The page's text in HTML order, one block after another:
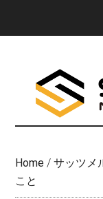
Home / サッツメ
こと